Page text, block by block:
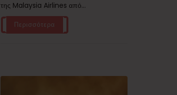
της Malaysia Airlines από...
Περισσότερα